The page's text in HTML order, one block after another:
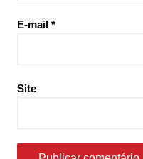
E-mail *
Site